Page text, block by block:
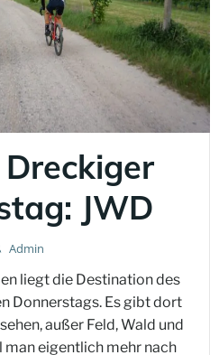
Dreckiger
JWD
Admin
liegt die Destination des
Donnerstags. Es gibt dort
außer Feld, Wald und
man eigentlich mehr nach